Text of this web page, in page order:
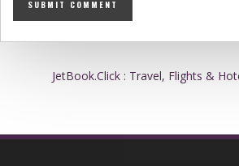
JetBook.Click : Travel, Flights &